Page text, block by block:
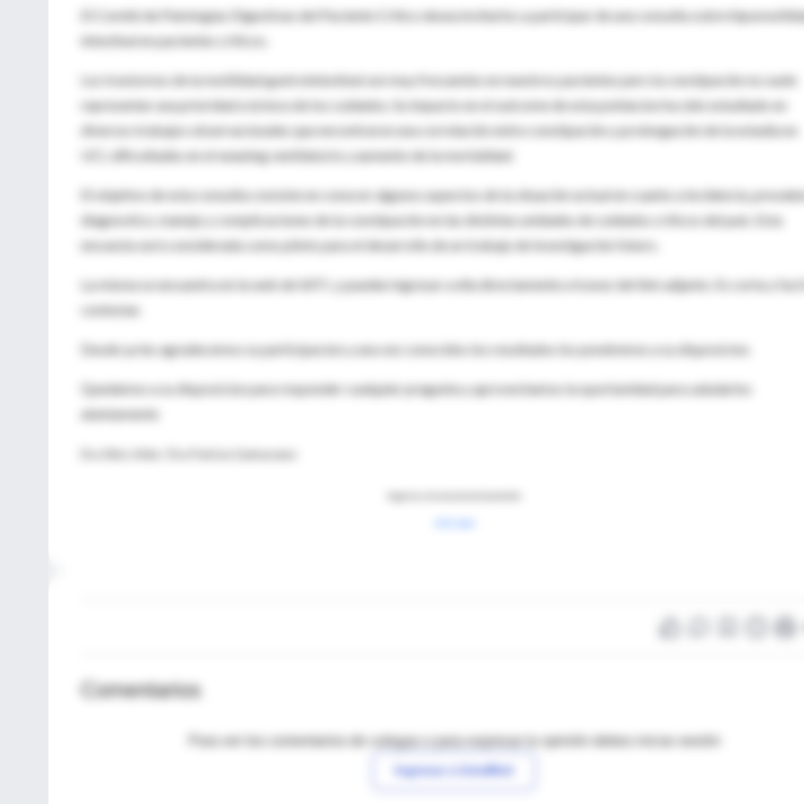
El Comité de Patologias Digestivas del Paciente Critico desea invitarlos a participar de una consulta sobre
intestinal en pacientes criticos.
Los trastornos de la motilidad gastrointestinal son muy frecuentes en nuestros pacientes pero la constipación no suele
representar una prioridad a la hora de los cuidados. Su impacto en el outcome de esta poblacion ha sido estudiado en
diversos trabajos observacionales que encontraron una correlación entre constipación y prolongación de la estadía en
UCI, dificultades en el weaning ventilatorio y aumento de la mortalidad.
El objetivo de esta consulta consiste en conocer algunos aspectos de la situación actual en cuanto a incidencia,
diagnostico, manejo y complicaciones de la constipación en las distintas unidades de cuidados críticos del país. Esta
encuesta será considerada como piloto para el desarrollo de un trabajo de investigación futuro.
La misma se encuentra en la web de SATI, y pueden ingresar a ella directamente a travez del link adjunto. Es corta y facil
contestar.
Desde ya les agradecemos su participacion y una vez conocidos los resultados los pondremos a su disposicion.
Quedamos a su disposicion para responder cualquier pregunta y aprovechamos la oportunidad para saludarlos
atentamente
Comentarios
Para ver los comentarios de colegas o para expresar tu opinión debes iniciar sesión
Ingresar a IntraMed